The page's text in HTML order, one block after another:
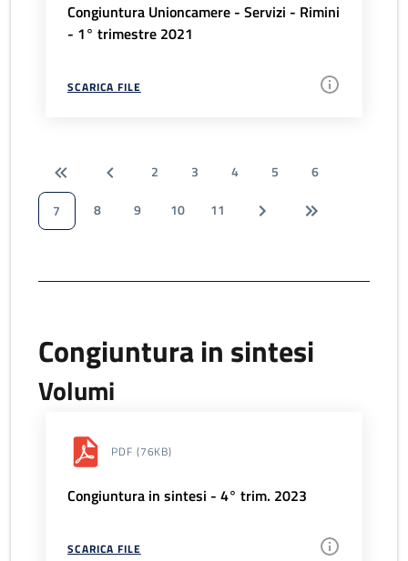
Congiuntura Unioncamere - Servizi - Rimini
- 1° trimestre 2021
SCARICA FILE
2 3 4 5
6
7
8 9 10 11
Congiuntura in sintesi
Volumi
PDF (76KB)
Congiuntura in sintesi - 4° trim. 2023
SCARICA FILE